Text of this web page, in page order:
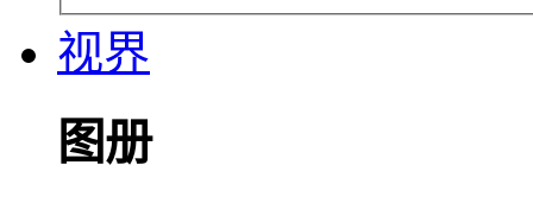
视界
图册